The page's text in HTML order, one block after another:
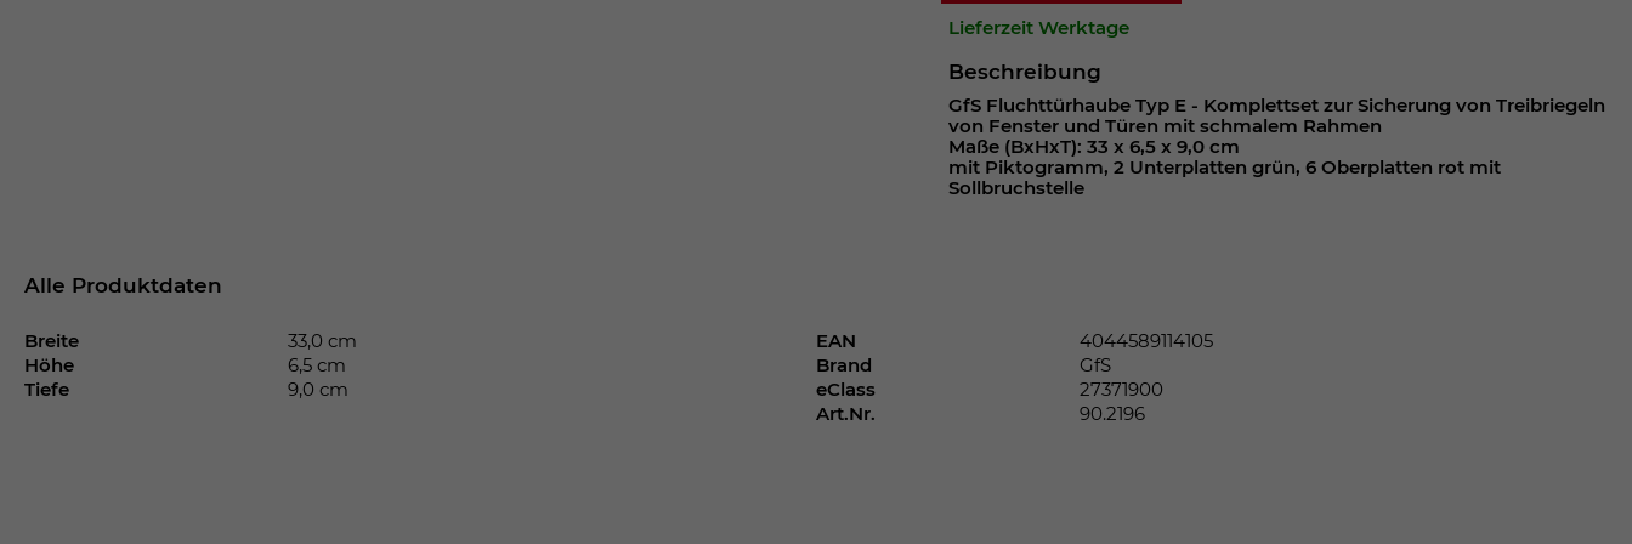
Lieferzeit Werktage
Beschreibung
GfS Fluchttürhaube Typ E - Komplettset zur Sicherung von Treibriegeln
von Fenster und Türen mit schmalem Rahmen
Maße (BxHxT): 33 x 6,5 x 9,0 cm
mit Piktogramm, 2 Unterplatten grün, 6 Oberplatten rot mit
Sollbruchstelle
Alle Produktdaten
Breite
33,0 cm
Höhe
6,5 cm
Tiefe
9,0 cm
EAN
4044589114105
Brand
GfS
eClass
27371900
Art.Nr.
90.2196
SgCookieOptin.lastPreferences